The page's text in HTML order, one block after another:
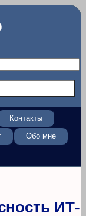
Контакты
Обо мне
ИТ-